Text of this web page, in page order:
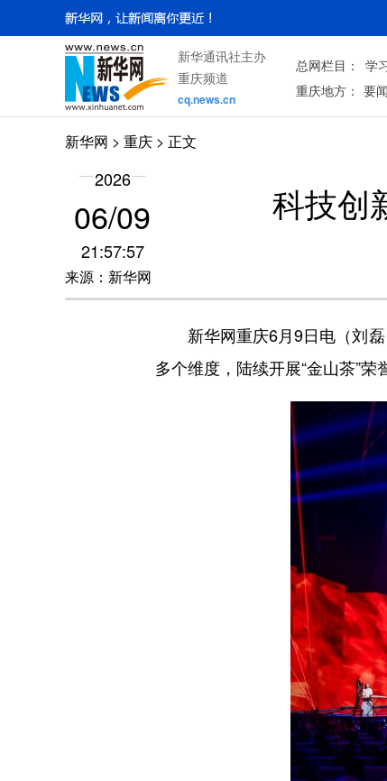
新华通讯社主办
重庆频道
cq.news.cn
总网栏目： 学
重庆地方： 要闻
新华网 > 重庆 > 正文
2026
06/09
21:57:57
来源：新华网
科技创
新华网重庆6月9日电（刘磊
多个维度，陆续开展“金山茶”